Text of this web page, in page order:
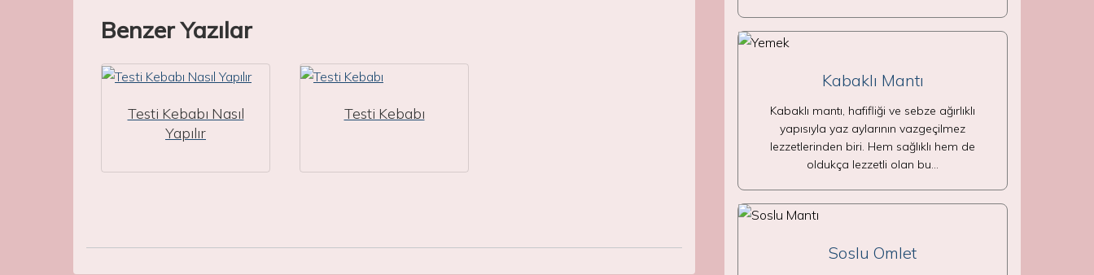
Benzer Yazılar
Testi Kebabı Nasıl
Yapılır
Testi Kebabı
Kabaklı Mantı
Kabaklı mantı, hafifliği ve sebze ağırlıklı
yapısıyla yaz aylarının vazgeçilmez
lezzetlerinden biri. Hem sağlıklı hem de
oldukça lezzetli olan bu…
Soslu Omlet